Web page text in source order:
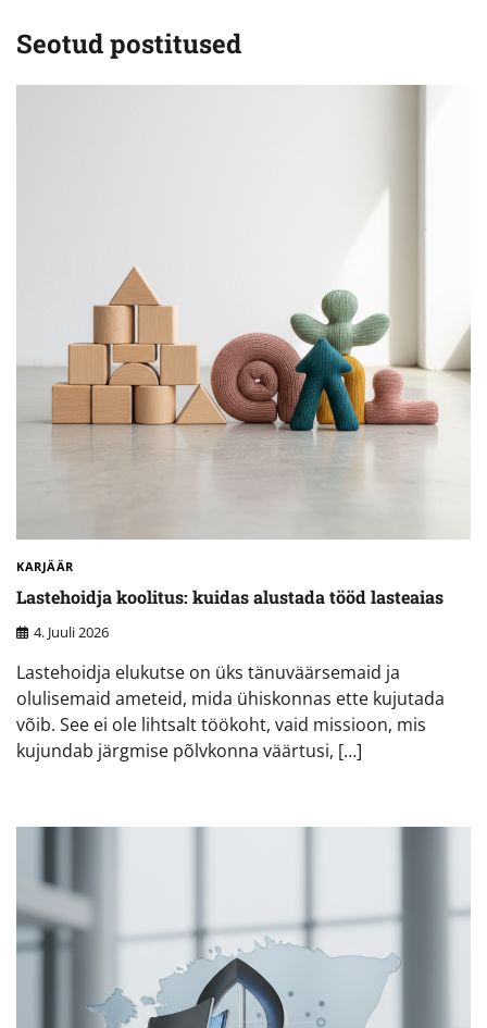
Seotud postitused
KARJÄÄR
Lastehoidja koolitus: kuidas alustada tööd lasteaias
4. Juuli 2026
Lastehoidja elukutse on üks tänuväärsemaid ja
olulisemaid ameteid, mida ühiskonnas ette kujutada
võib. See ei ole lihtsalt töökoht, vaid missioon, mis
kujundab järgmise põlvkonna väärtusi, […]